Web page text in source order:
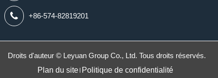
+86-574-82819201
Droits d'auteur © Leyuan Group Co., Ltd.Tous droits réservés.
Plan du site Politique de confidentialité